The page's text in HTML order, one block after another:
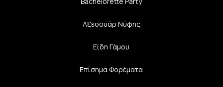
Αξεσουάρ Νύφης
Είδη Γάμου
Επίσημα Φορέματα